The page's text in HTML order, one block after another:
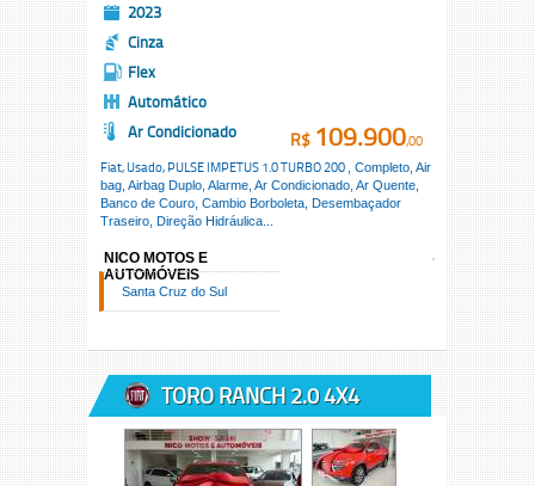
2023
Cinza
Flex
Automático
Ar Condicionado
Fiat, Usado, PULSE IMPETUS 1.0 TURBO 200
, Completo, Air
bag, Airbag Duplo, Alarme, Ar Condicionado, Ar Quente,
Banco de Couro, Cambio Borboleta, Desembaçador
Traseiro, Direção Hidráulica...
R$ 109.900,00
NICO MOTOS E
AUTOMÓVEIS
Santa Cruz do Sul
TORO RANCH 2.0 4X4